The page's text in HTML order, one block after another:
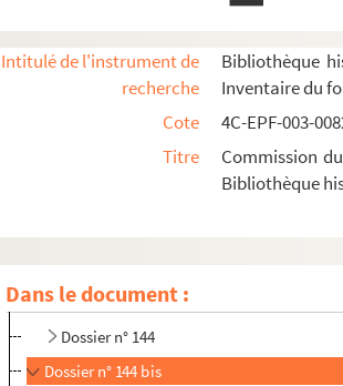
Intitulé de l'instrument de
recherche
Bibliothèque
Inventaire du
Cote
4C-EPF-003-
Titre
Commission
Bibliothèque
Dans le document :
Dossier n° 136 bis
Dossier n° 137
Dossier n° 137 ter
Dossier n° 141
Dossier n° 142
Dossier n° 143
Dossier n° 144
Dossier n° 144 bis